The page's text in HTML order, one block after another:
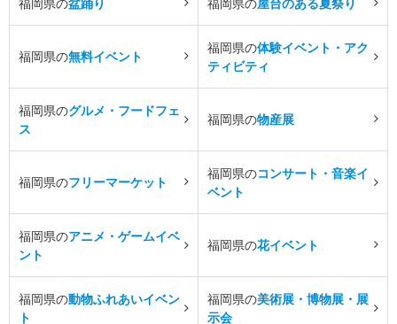
福岡県の無料イベント
福岡県の体験イベント・アク
ティビティ
福岡県のグルメ・フードフェ
ス
福岡県の物産展
福岡県のフリーマーケット
福岡県のコンサート・音楽イ
ベント
福岡県のアニメ・ゲームイベ
ント
福岡県の花イベント
福岡県の動物ふれあいイベン
ト
福岡県の美術展・博物展・展
示会